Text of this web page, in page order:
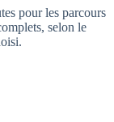
pour les parcours
selon le